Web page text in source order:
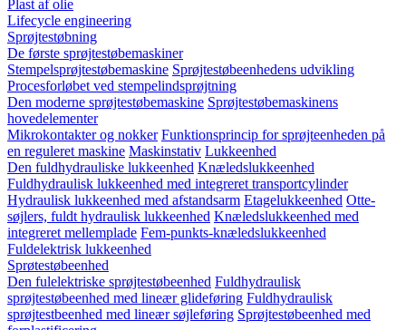
Plast af olie
Lifecycle engineering
Sprøjtestøbning
De første sprøjtestøbemaskiner
Stempelsprøjtestøbemaskine Sprøjtestøbeenhedens udvikling
Procesforløbet ved stempelindsprøjtning
Den moderne sprøjtestøbemaskine Sprøjtestøbemaskinens
hovedelementer
Mikrokontakter og nokker Funktionsprincip for sprøjteenheden på
en reguleret maskine Maskinstativ Lukkeenhed
Den fuldhydrauliske lukkeenhed Knæledslukkeenhed
Fuldhydraulisk lukkeenhed med integreret transportcylinder
Hydraulisk lukkeenhed med afstandsarm Etagelukkeenhed Otte-
søjlers, fuldt hydraulisk lukkeenhed Knæledslukkeenhed med
integreret mellemplade Fem-punkts-knæledslukkeenhed
Fuldelektrisk lukkeenhed
Sprøtestøbeenhed
Den fulelektriske sprøjtestøbeenhed Fuldhydraulisk
sprøjtestøbeenhed med lineær glideføring Fuldhydraulisk
sprøjtestbeenhed med lineær søjleføring Sprøjtestøbeenhed med